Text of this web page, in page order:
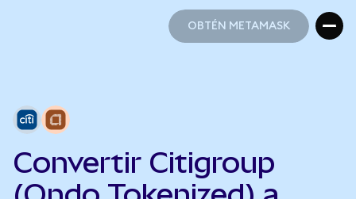
OBTÉN METAMASK
Convertir Citigroup